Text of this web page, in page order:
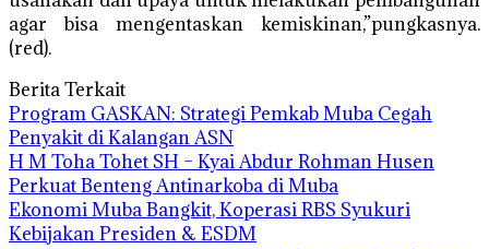
agar bisa mengentaskan kemiskinan,”pungkasnya.
(red).
Berita Terkait
Program GASKAN: Strategi Pemkab Muba Cegah
Penyakit di Kalangan ASN
H M Toha Tohet SH – Kyai Abdur Rohman Husen
Perkuat Benteng Antinarkoba di Muba
Ekonomi Muba Bangkit, Koperasi RBS Syukuri
Kebijakan Presiden & ESDM